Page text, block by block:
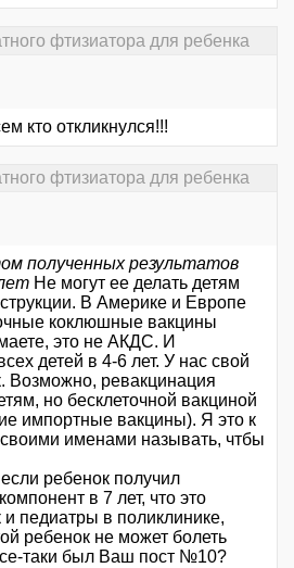
фтизиатора для ребенка
кто откликнулся!!!
фтизиатора для ребенка
полученных результатов
Не могут ее делать детям
В Америке и Европе
коклюшные вакцины
это не АКДС. И
детей в 4-6 лет. У нас свой
Возможно, ревакцинация
но бесклеточной вакциной
импортные вакцины). Я это к
именами называть, чтбы
ребенок получил
в 7 лет, что это
педиатры в поликлинике,
ребенок не может болеть
таки был Ваш пост №10?